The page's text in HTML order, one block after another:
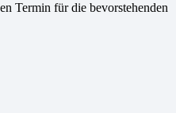
Termin für die bevorstehenden